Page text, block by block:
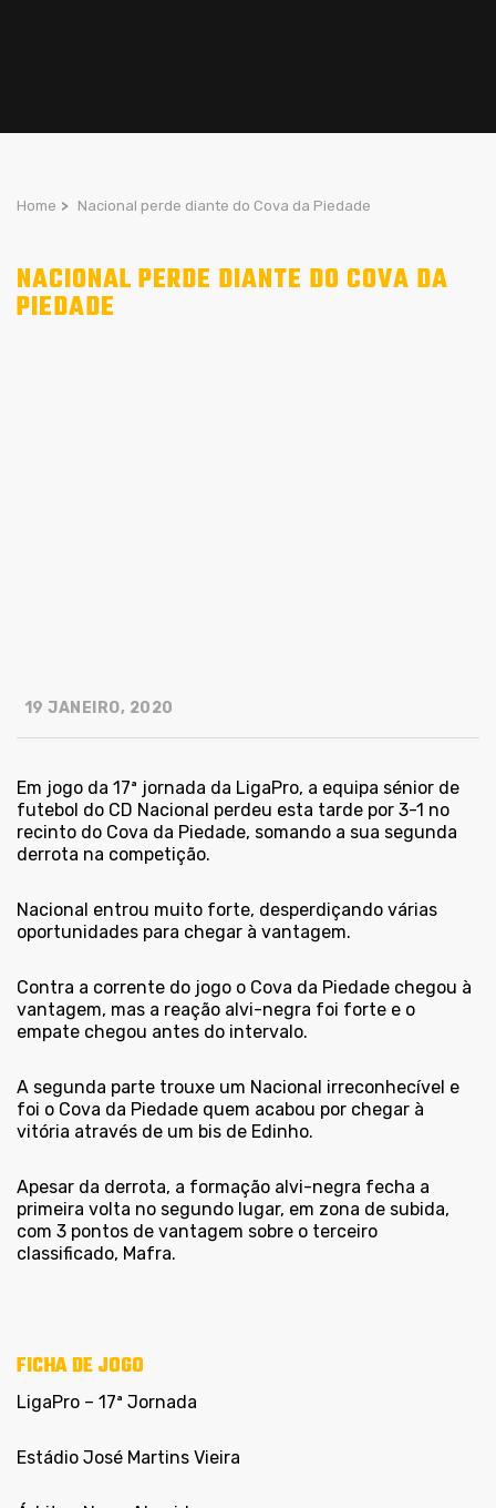
Home > Nacional perde diante do Cova da Piedade
NACIONAL PERDE DIANTE DO COVA DA
PIEDADE
19 JANEIRO, 2020
Em jogo da 17ª jornada da LigaPro, a equipa sénior de
futebol do CD Nacional perdeu esta tarde por 3-1 no
recinto do Cova da Piedade, somando a sua segunda
derrota na competição.
Nacional entrou muito forte, desperdiçando várias
oportunidades para chegar à vantagem.
Contra a corrente do jogo o Cova da Piedade chegou à
vantagem, mas a reação alvi-negra foi forte e o
empate chegou antes do intervalo.
A segunda parte trouxe um Nacional irreconhecível e
foi o Cova da Piedade quem acabou por chegar à
vitória através de um bis de Edinho.
Apesar da derrota, a formação alvi-negra fecha a
primeira volta no segundo lugar, em zona de subida,
com 3 pontos de vantagem sobre o terceiro
classificado, Mafra.
FICHA DE JOGO
LigaPro – 17ª Jornada
Estádio José Martins Vieira